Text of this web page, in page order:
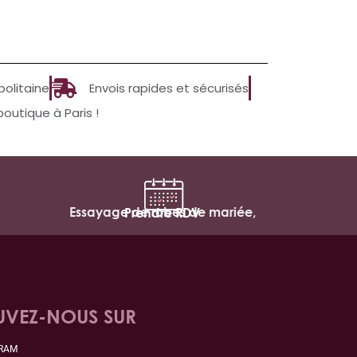
Envois rapides et sécurisés
à Paris !
Essayage de robes de mariée,
Prendre RDV
NOUS SUR